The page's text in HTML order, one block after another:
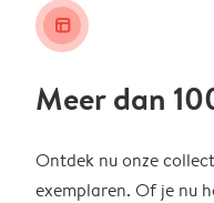
layout_alt
Meer dan
Ontdek nu onze
exemplaren. Of je nu